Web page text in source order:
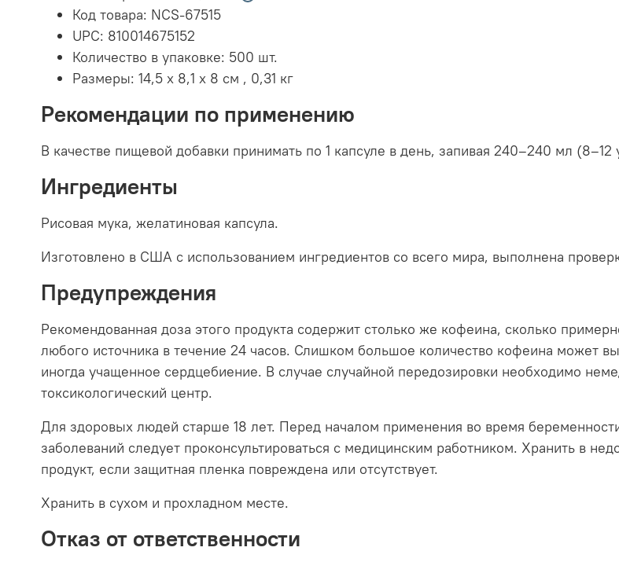
Код товара: NCS-67515
UPC: 810014675152
Количество в упаковке: 500 шт.
Размеры: 14,5 x 8,1 x 8 см , 0,31 кг
Рекомендации по применению
В качестве пищевой добавки принимать по 1 капсуле в день, запивая 240–240 мл
Ингредиенты
Рисовая мука, желатиновая капсула.
Изготовлено в США с использованием ингредиентов со всего мира, выполнена
Предупреждения
Рекомендованная доза этого продукта содержит столько же кофеина, сколько
любого источника в течение 24 часов. Слишком большое количество кофеина может
иногда учащенное сердцебиение. В случае случайной передозировки необходимо
токсикологический центр.
Для здоровых людей старше 18 лет. Перед началом применения во время
заболеваний следует проконсультироваться с медицинским работником. Хранить в
продукт, если защитная пленка повреждена или отсутствует.
Хранить в сухом и прохладном месте.
Отказ от ответственности